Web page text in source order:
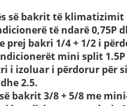
së bakrit të klimatizimit
të ndarë 0,75P
prej bakri 1/4 + 1/2 i
mini split 1.5P
i izoluar i përdorur për
2.5.
bakrit 3/8 + 5/8 me